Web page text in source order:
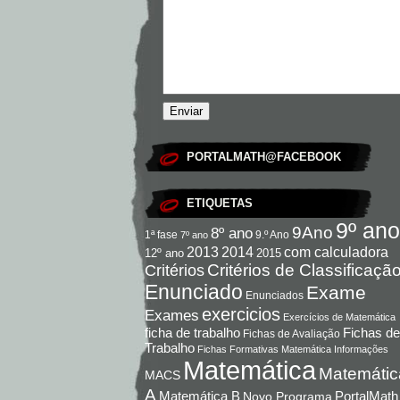
PORTALMATH@FACEBOOK
ETIQUETAS
1ª fase 7º ano 8º ano 9.º Ano 9Ano 9º ano
12º ano 2013 2014 2015 com calculadora
Critérios Critérios de
Enunciado Enunciados Exame
Exames exercicios Exercícios de Matemática
ficha de trabalho Fichas de Avaliação Fichas de
Trabalho Fichas Formativas Matemática Informações
MACS Matemática
A Matemática B Novo Programa PortalMath